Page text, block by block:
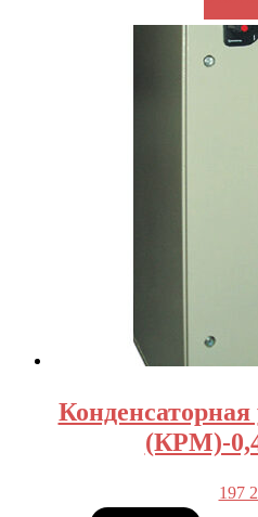
(КРМ)-
197